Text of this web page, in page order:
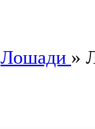
Лошади »